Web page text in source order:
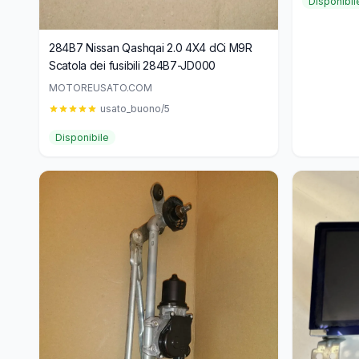
284B7 Nissan Qashqai 2.0 4X4 dCi M9R
Scatola dei fusibili 284B7-JD000
MOTOREUSATO.COM
usato_buono/5
Disponibile